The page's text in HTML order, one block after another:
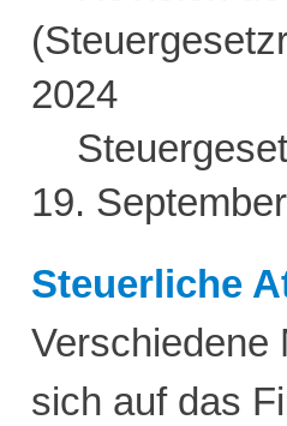
2024
19.
Steuerliche
Verschiedene
sich auf das